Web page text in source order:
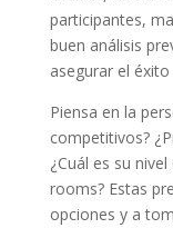
participantes,
buen análisis
asegurar el
Piensa en la
competitivos?
¿Cuál es su
rooms? Estas
opciones y a